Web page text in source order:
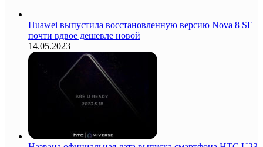
Huawei выпустила восстановленную версию Nova 8 SE
почти вдвое дешевле новой
14.05.2023